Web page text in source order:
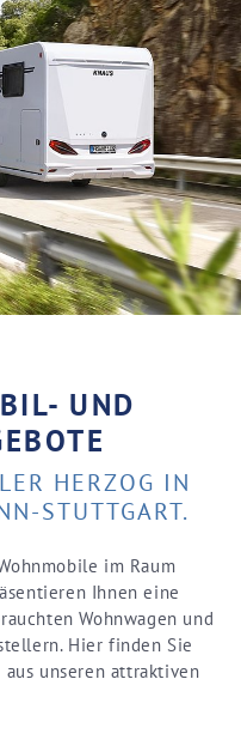
UND
HERZOG IN
STUTTGART.
im Raum
Ihnen eine
Wohnwagen und
Hier finden Sie
aus unseren attraktiven